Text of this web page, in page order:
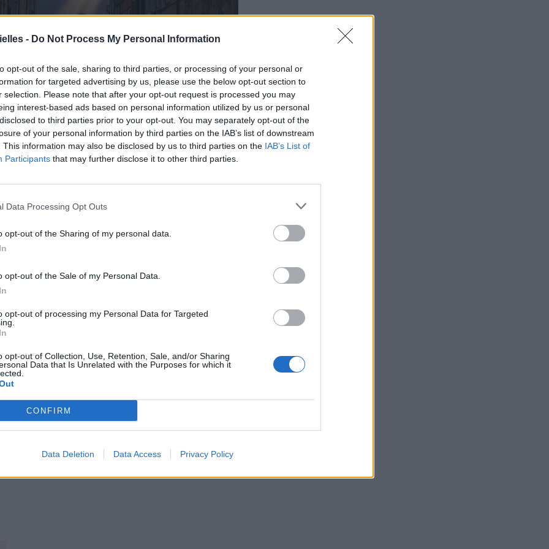
- Do Not Process My Personal Information
opt-out of the sale, sharing to third parties, or processing of your personal or
for targeted advertising by us, please use the below opt-out section to
selection. Please note that after your opt-out request is processed you may
interest-based ads based on personal information utilized by us or personal
to third parties prior to your opt-out. You may separately opt-out of the
of your personal information by third parties on the IAB’s list of downstream
This information may also be disclosed by us to third parties on the IAB’s List of
Participants that may further disclose it to other third parties.
Data Processing Opt Outs
opt-out of the Sharing of my personal data.
opt-out of the Sale of my Personal Data.
opt-out of processing my Personal Data for Targeted
opt-out of Collection, Use, Retention, Sale, and/or Sharing
Data that Is Unrelated with the Purposes for which it
CONFIRM
Data Deletion Data Access Privacy Policy
?
: exit les clichés de la ville romantique, place à
humaine. Son écriture, à la fois
l’atmosphère étouffante de l’Italie fasciste, tout
de l’art. Le roman interroge : peut-on vraiment
on condamné à les revivre sans cesse ?
qui aiment quand l’Histoire devient un
une histoire d’amour interdite, mais aussi
et la rédemption. Et pour tous ceux qui
inédit, loin des cartes postales.
est un texte ardent et pudique, une ode à la
avec son style visuel et émouvant, nous
vraiment. Prêt·e à plonger dans les ruelles
cité des Doges ?